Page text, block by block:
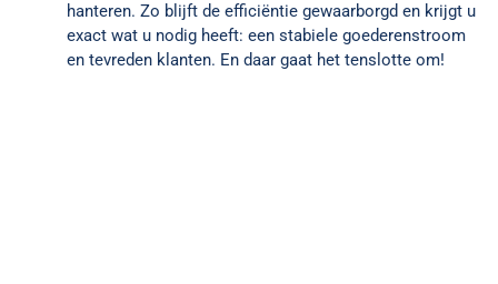
hanteren. Zo blijft de efficiëntie gewaarborgd en krijgt u
exact wat u nodig heeft: een stabiele goederenstroom
en tevreden klanten. En daar gaat het tenslotte om!